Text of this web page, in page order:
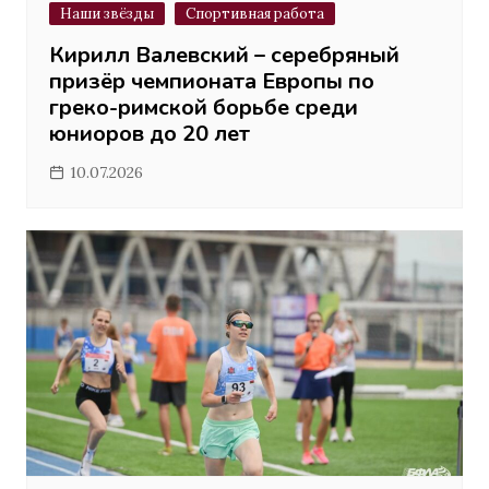
Наши звёзды Спортивная работа
Кирилл Валевский – серебряный
призёр чемпионата Европы по
греко-римской борьбе среди
юниоров до 20 лет
10.07.2026